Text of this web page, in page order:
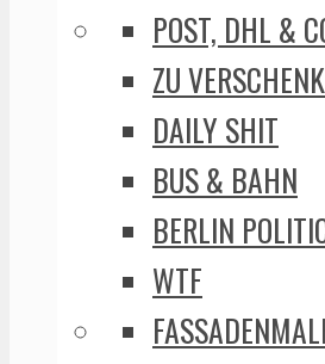
POST, DHL &
ZU
DAILY SHIT
BUS & BAHN
BERLIN
WTF